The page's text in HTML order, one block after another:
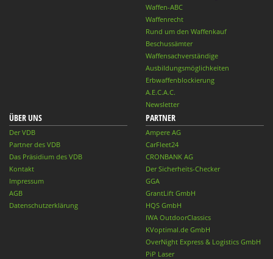
Waffen-ABC
Waffenrecht
Rund um den Waffenkauf
Beschussämter
Waffensachverständige
Ausbildungsmöglichkeiten
Erbwaffenblockierung
A.E.C.A.C.
Newsletter
ÜBER UNS
Der VDB
Partner des VDB
Das Präsidium des VDB
Kontakt
Impressum
AGB
Datenschutzerklärung
PARTNER
Ampere AG
CarFleet24
CRONBANK AG
Der Sicherheits-Checker
GGA
GrantLift GmbH
HQS GmbH
IWA OutdoorClassics
KVoptimal.de GmbH
OverNight Express & Logistics GmbH
PiP Laser